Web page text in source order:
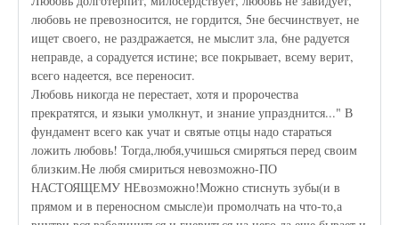
любовь не превозносится, не гордится, 5не бесчинствует, не
ищет своего, не раздражается, не мыслит зла, 6не радуется
неправде, а сорадуется истине; все покрывает, всему верит,
всего надеется, все переносит.
Любовь никогда не перестает, хотя и пророчества
прекратятся, и языки умолкнут, и знание упразднится..." В
фундамент всего как учат и святые отцы надо стараться
ложить любовь! Тогда,любя,учишься смиряться перед своим
близким.Не любя смириться невозможно-ПО
НАСТОЯЩЕМУ НЕвозможно!Можно стиснуть зубы(и в
прямом и в переносном смысле)и промолчать на что-то,а